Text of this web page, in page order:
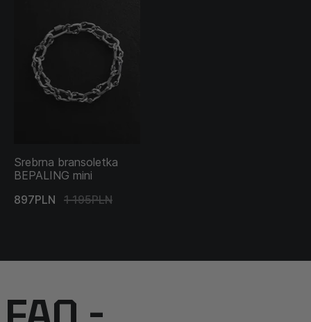
Srebrna bransoletka
BEPALING mini
897PLN
1 195PLN